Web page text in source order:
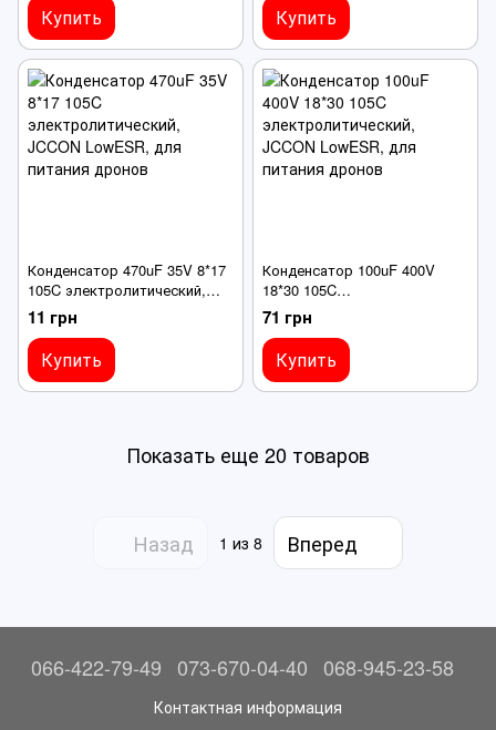
Купить Купить
Конденсатор 470uF 35V 8*17
105C электролитический,
JCCON LowESR, для питания
дронов
11 грн
Купить
Конденсатор 100uF 400V
18*30 105C
электролитический, JCCON
LowESR, для питания дронов
71 грн
Купить
Показать еще 20 товаров
Назад 1 из 8 Вперед
066-422-79-49 073-670-04-40 068-945-23-58
Контактная информация